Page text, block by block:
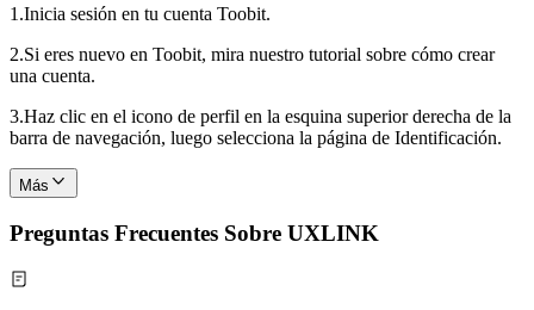
1.Inicia sesión en tu cuenta Toobit.
2.Si eres nuevo en Toobit, mira nuestro tutorial sobre cómo crear
una cuenta.
3.Haz clic en el icono de perfil en la esquina superior derecha de la
barra de navegación, luego selecciona la página de Identificación.
Más
Preguntas Frecuentes Sobre UXLINK